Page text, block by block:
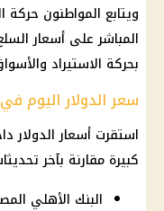
ويتابع المواطنون
المباشر على أسعار
بحركة الاستيراد
سعر الدولار اليوم
استقرت أسعار الدولار
كبيرة مقارنة بآخر